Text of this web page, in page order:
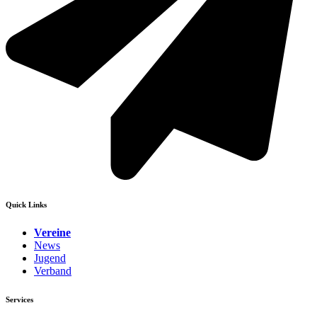
Quick Links
Vereine
News
Jugend
Verband
Services